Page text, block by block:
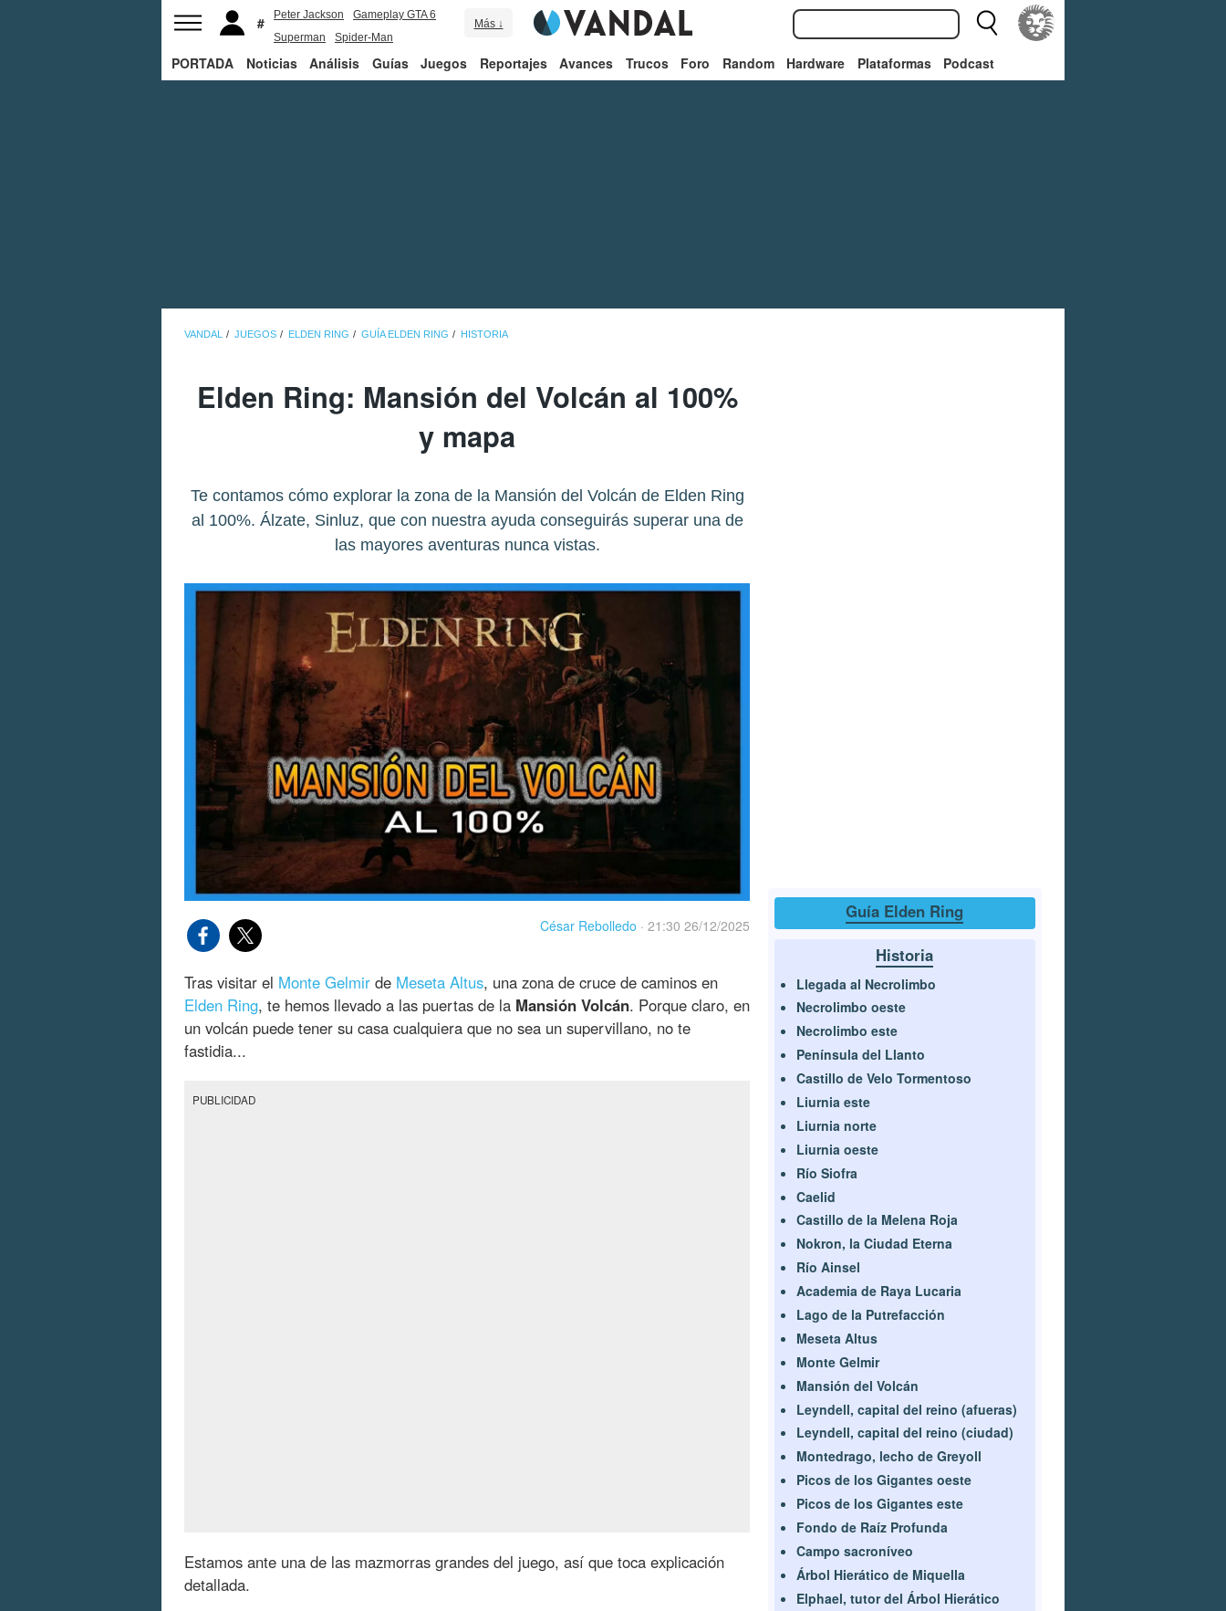
Peter Jackson
Gameplay GTA 6
Superman
Spider-Man
Más ↓
PORTADA Noticias Análisis Guías Juegos Reportajes Avances Trucos Foro Random Hardware Plataformas Podcast
VANDAL JUEGOS ELDEN RING GUÍA ELDEN RING HISTORIA
Elden Ring: Mansión del Volcán al 100%
y mapa
Te contamos cómo explorar la zona de la Mansión del Volcán de Elden Ring
al 100%. Álzate, Sinluz, que con nuestra ayuda conseguirás superar una de
las mayores aventuras nunca vistas.
César Rebolledo · 21:30 26/12/2025
Tras visitar el Monte Gelmir de Meseta Altus, una zona de cruce de caminos en
Elden Ring, te hemos llevado a las puertas de la Mansión Volcán. Porque claro, en
un volcán puede tener su casa cualquiera que no sea un supervillano, no te
fastidia...
PUBLICIDAD
Estamos ante una de las mazmorras grandes del juego, así que toca explicación
detallada.
Guía Elden Ring
Historia
Llegada al Necrolimbo
Necrolimbo oeste
Necrolimbo este
Península del Llanto
Castillo de Velo Tormentoso
Liurnia este
Liurnia norte
Liurnia oeste
Río Siofra
Caelid
Castillo de la Melena Roja
Nokron, la Ciudad Eterna
Río Ainsel
Academia de Raya Lucaria
Lago de la Putrefacción
Meseta Altus
Monte Gelmir
Mansión del Volcán
Leyndell, capital del reino (afueras)
Leyndell, capital del reino (ciudad)
Montedrago, lecho de Greyoll
Picos de los Gigantes oeste
Picos de los Gigantes este
Fondo de Raíz Profunda
Campo sacroníveo
Árbol Hierático de Miquella
Elphael, tutor del Árbol Hierático